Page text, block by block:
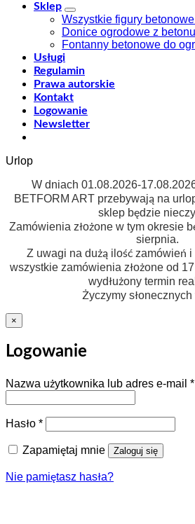
Sklep
Wszystkie figury
Donice ogrodowe z betonu
Fontanny betonowe do
Usługi
Regulamin
Prawa autorskie
Kontakt
Logowanie
Newsletter
Urlop
W dniach 01.08.2026-
BETFORM ART przebywają na
sklep będzie
Zamówienia złożone w tym okresie
sierpnia.
Z uwagi na dużą ilość zamówień
wszystkie zamówienia złożone od
wydłużony termin
Życzymy
×
Logowanie
Nazwa użytkownika lub adres e-mail *
Hasło *Wymagane
Zapamiętaj mnie Zaloguj się
Nie pamiętasz hasła?